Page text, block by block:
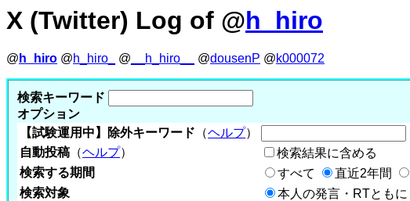
X (Twitter) Log of @h_hiro
@ h_hiro @h_hiro_ @ __h_hiro__ @dousenP @k000072
検索キーワード
オプション
【試験運用中】除外キーワード （ヘルプ）
自動投稿 （ヘルプ）
検索結果に含める
検索する期間
すべて 直近2年間
検索対象
本人の発言・RTともに